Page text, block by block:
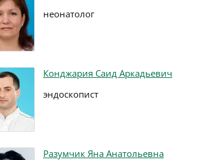
неонатолог
Конджария Саид Аркадьевич
эндоскопист
Разумчик Яна Анатольевна